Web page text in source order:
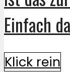
Einfach
Klick rein